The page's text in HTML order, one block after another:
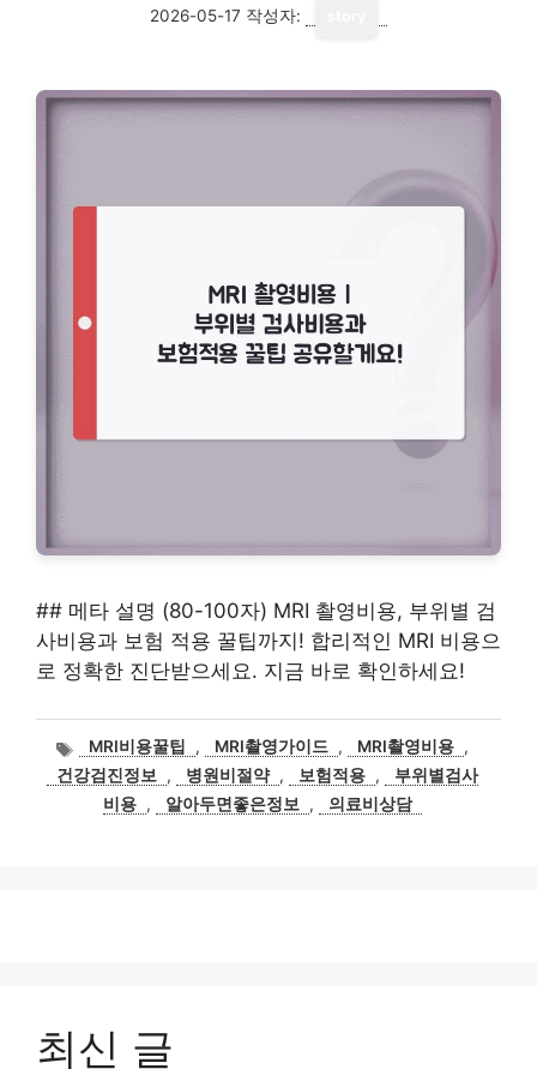
2026-05-17 작성자:
## 메타 설명 (80-100자) MRI 촬영비용, 부위별 검
사비용과 보험 적용 꿀팁까지! 합리적인 MRI 비용으
로 정확한 진단받으세요. 지금 바로 확인하세요!
태
그
MRI비용꿀팁 , MRI촬영가이드 , MRI촬영비용 ,
건강검진정보
, 병원비절약 , 보험적용 ,
부위별검사
비용 , 알아두면좋은정보 , 의료비상담
최신 글